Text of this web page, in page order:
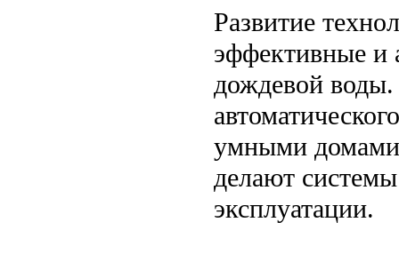
Развитие
эффективные и
дождевой
умными домами
делают
эксплуатации.